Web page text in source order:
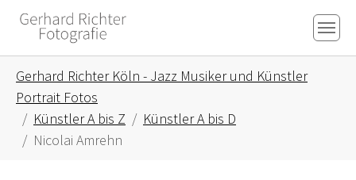
Skip to main content
Skip to page footer
Gerhard Richter Köln - Jazz Musiker und Künstler
Portrait Fotos
Künstler A bis Z
Künstler A bis D
Nicolai Amrehn